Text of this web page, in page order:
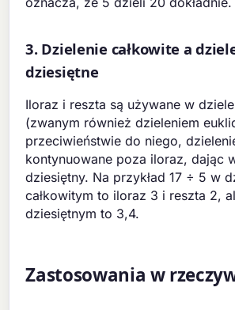
3. Dzielenie całkowite a
dziesiętne
Iloraz i reszta są używane w
(zwanym również dzieleniem
przeciwieństwie do niego,
kontynuowane poza iloraz, dając
dziesiętny. Na przykład 17 ÷ 5 w
całkowitym to iloraz 3 i reszta 2,
dziesiętnym to 3,4.
Zastosowania w